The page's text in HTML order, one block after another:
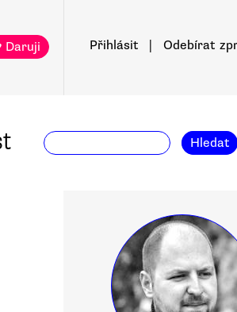
Daruji Přihlásit Odebírat
Hledat